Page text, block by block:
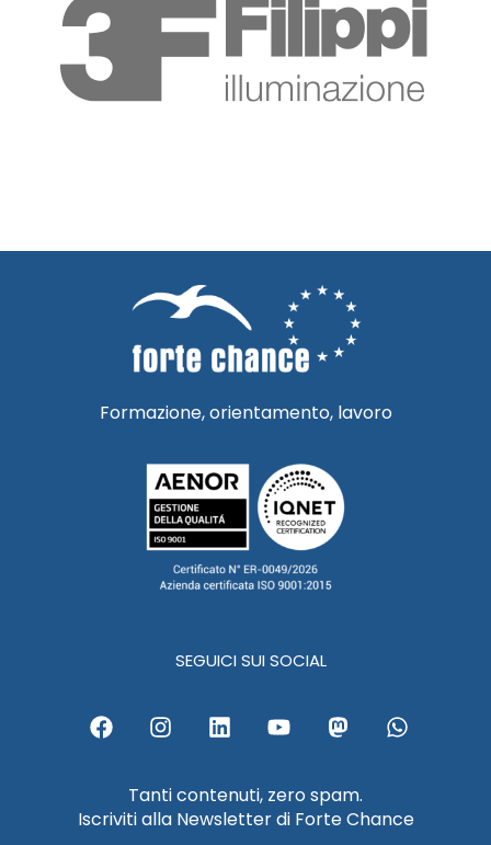
Formazione, orientamento, lavoro
SEGUICI SUI SOCIAL
F
a
b
o
I
n
t
a
g
L
i
e
d
Y
o
u
b
M
a
o
d
W
h
a
Tanti contenuti, zero spam.
Iscriviti alla Newsletter di Forte Chance